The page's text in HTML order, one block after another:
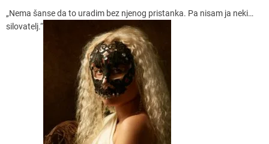
„Nema šanse da to uradim bez njenog pristanka. Pa nisam ja neki…
silovatelj.“